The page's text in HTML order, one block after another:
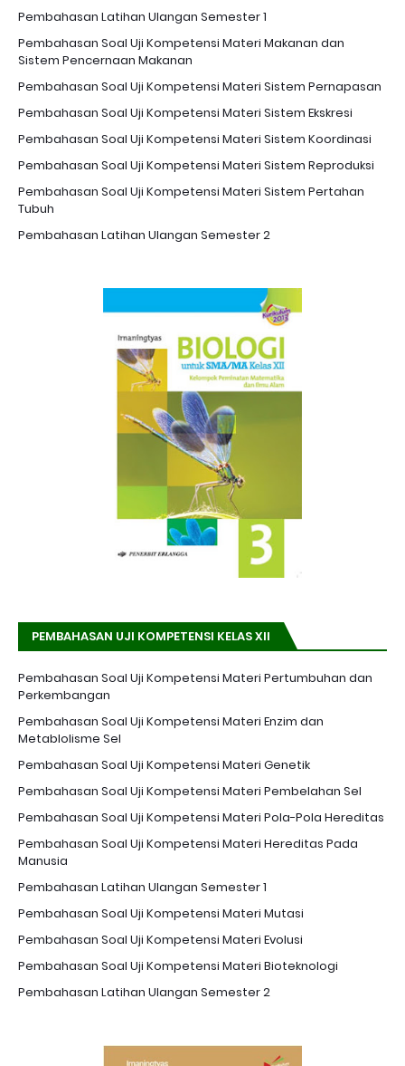
Pembahasan Latihan Ulangan Semester 1
Pembahasan Soal Uji Kompetensi Materi Makanan dan
Sistem Pencernaan Makanan
Pembahasan Soal Uji Kompetensi Materi Sistem Pernapasan
Pembahasan Soal Uji Kompetensi Materi Sistem Ekskresi
Pembahasan Soal Uji Kompetensi Materi Sistem Koordinasi
Pembahasan Soal Uji Kompetensi Materi Sistem Reproduksi
Pembahasan Soal Uji Kompetensi Materi Sistem Pertahan
Tubuh
Pembahasan Latihan Ulangan Semester 2
PEMBAHASAN UJI KOMPETENSI KELAS XII
Pembahasan Soal Uji Kompetensi Materi Pertumbuhan dan
Perkembangan
Pembahasan Soal Uji Kompetensi Materi Enzim dan
Metablolisme Sel
Pembahasan Soal Uji Kompetensi Materi Genetik
Pembahasan Soal Uji Kompetensi Materi Pembelahan Sel
Pembahasan Soal Uji Kompetensi Materi Pola-Pola Hereditas
Pembahasan Soal Uji Kompetensi Materi Hereditas Pada
Manusia
Pembahasan Latihan Ulangan Semester 1
Pembahasan Soal Uji Kompetensi Materi Mutasi
Pembahasan Soal Uji Kompetensi Materi Evolusi
Pembahasan Soal Uji Kompetensi Materi Bioteknologi
Pembahasan Latihan Ulangan Semester 2